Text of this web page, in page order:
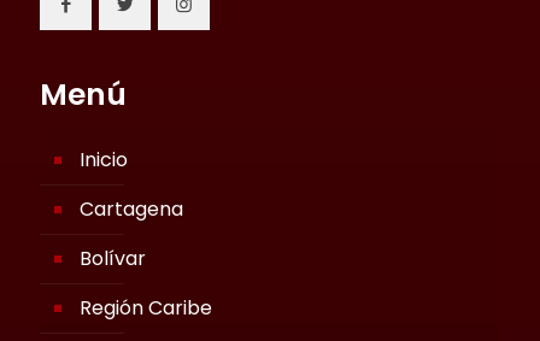
Menú
Inicio
Cartagena
Bolívar
Región Caribe